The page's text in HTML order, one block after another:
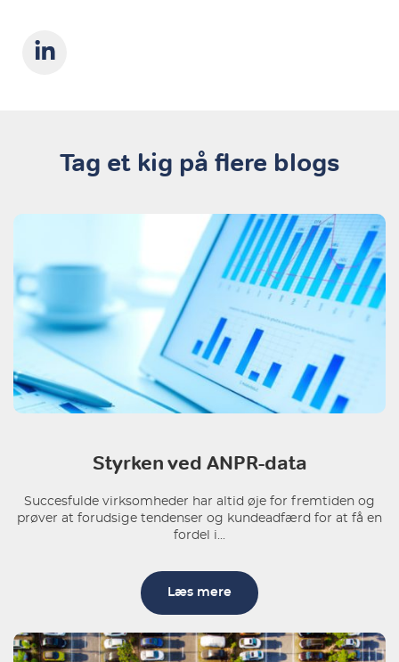
Tag et kig på flere blogs
Styrken ved ANPR-data
Succesfulde virksomheder har altid øje for fremtiden og
prøver at forudsige tendenser og kundeadfærd for at få en
fordel i...
Læs mere